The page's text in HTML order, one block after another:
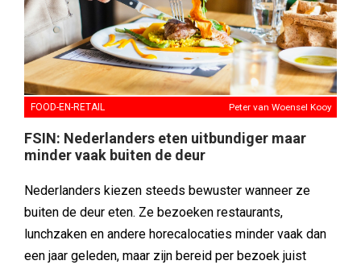
FOOD-EN-RETAIL Peter van Woensel Kooy
FSIN: Nederlanders eten uitbundiger maar
minder vaak buiten de deur
Nederlanders kiezen steeds bewuster wanneer ze
buiten de deur eten. Ze bezoeken restaurants,
lunchzaken en andere horecalocaties minder vaak dan
een jaar geleden, maar zijn bereid per bezoek juist